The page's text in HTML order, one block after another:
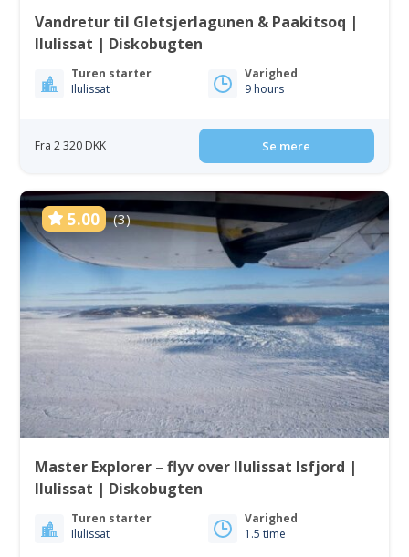
Vandretur til Gletsjerlagunen & Paakitsoq |
Ilulissat | Diskobugten
Turen starter
Ilulissat
Varighed
9 hours
Fra 2 320 DKK Se mere
5.00 (3)
Master Explorer – flyv over Ilulissat Isfjord |
Ilulissat | Diskobugten
Turen starter
Ilulissat
Varighed
1.5 time